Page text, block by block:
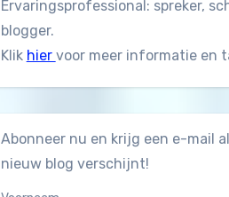
Ervaringsprofessional: spreker,
blogger.
Klik hier voor meer informatie en
Abonneer nu en krijg een e-mail
nieuw blog verschijnt!